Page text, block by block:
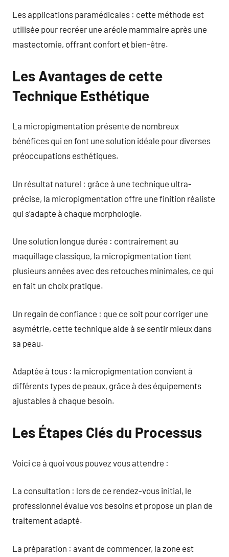
Les applications paramédicales : cette méthode est
utilisée pour recréer une aréole mammaire après une
mastectomie, offrant confort et bien-être.
Les Avantages de cette
Technique Esthétique
La micropigmentation présente de nombreux
bénéfices qui en font une solution idéale pour diverses
préoccupations esthétiques.
Un résultat naturel : grâce à une technique ultra-
précise, la micropigmentation offre une finition réaliste
qui s’adapte à chaque morphologie.
Une solution longue durée : contrairement au
maquillage classique, la micropigmentation tient
plusieurs années avec des retouches minimales, ce qui
en fait un choix pratique.
Un regain de confiance : que ce soit pour corriger une
asymétrie, cette technique aide à se sentir mieux dans
sa peau.
Adaptée à tous : la micropigmentation convient à
différents types de peaux, grâce à des équipements
ajustables à chaque besoin.
Les Étapes Clés du Processus
Voici ce à quoi vous pouvez vous attendre :
La consultation : lors de ce rendez-vous initial, le
professionnel évalue vos besoins et propose un plan de
traitement adapté.
La préparation : avant de commencer, la zone est